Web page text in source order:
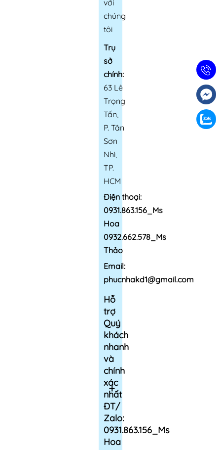
với
chúng
tôi
Trụ
sở
chính:
63 Lê
Trọng
Tấn,
P. Tân
Sơn
Nhì,
TP.
HCM
Điện thoại:
0931.863.156_Ms
Hoa
0932.662.578_Ms
Thảo
Email:
phucnhakd1@gmail.com
Hỗ
trợ
Quý
khách
nhanh
và
chính
xác
nhất
ĐT/
Zalo:
0931.863.156_Ms
Hoa